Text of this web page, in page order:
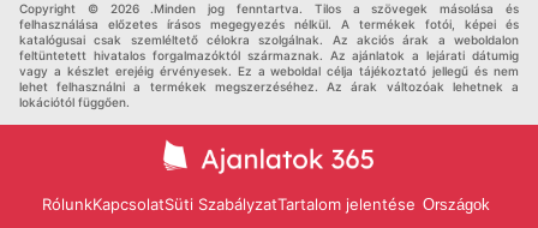
Copyright © 2026 .Minden jog fenntartva. Tilos a szövegek másolása és
felhasználása előzetes írásos megegyezés nélkül. A termékek fotói, képei és
katalógusai csak szemléltető célokra szolgálnak. Az akciós árak a weboldalon
feltüntetett hivatalos forgalmazóktól származnak. Az ajánlatok a lejárati dátumig
vagy a készlet erejéig érvényesek. Ez a weboldal célja tájékoztató jellegű és nem
lehet felhasználni a termékek megszerzéséhez. Az árak változóak lehetnek a
lokációtól függően.
RólunkKapcsolatSüti SzabályzatTartalom jelentése Országok